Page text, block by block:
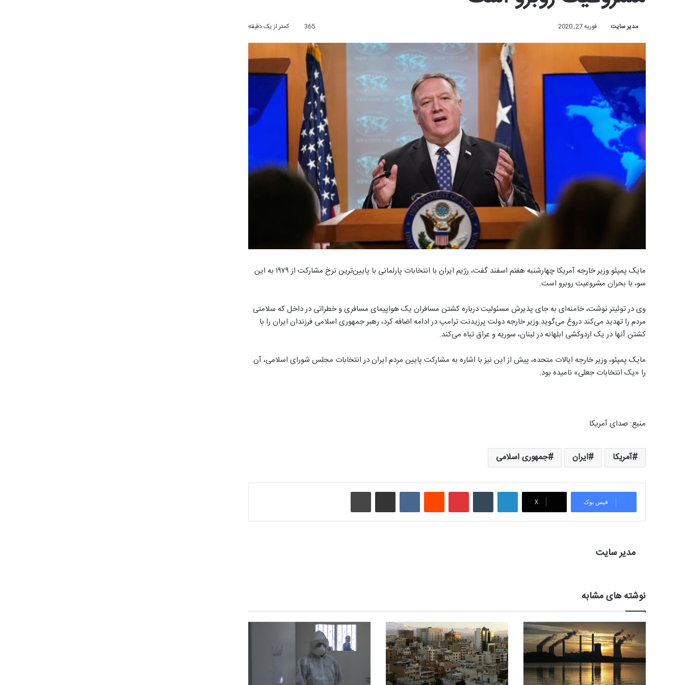
مدیر سایت فوریه 27, 2020 365 کمتر از یک دقیقه
مایک پمپئو وزیر خارجه آمریکا چهارشنبه هفتم اسفند گفت، رژیم ایران با انتخابات پارلمانی با پایین‌ترین نرخ مشارکت از ۱۹۷۹ به این
سو، با بحران مشروعیت روبرو است.
وی در توئیتر نوشت، خامنه‌ای به جای پذیرش مسئولیت درباره کشتن مسافران یک هواپیمای مسافری و خطراتی در داخل که سلامتی
مردم را تهدید می‌کند دروغ می‌گوید.وزیر خارجه دولت پرزیدنت ترامپ در ادامه اضافه کرد، رهبر جمهوری اسلامی فرزندان ایران را با
کشتن آنها در یک اردوکشی ابلهانه در لبنان، سوریه و عراق تباه می‌کند.
مایک پمپئو، وزیر خارجه ایالات متحده، پیش از این نیز با اشاره به مشارکت پایین مردم ایران در انتخابات مجلس شورای اسلامی، آن
را «یک انتخابات جعلی» نامیده بود.
منبع: صدای آمریکا
آمریکا ایران جمهوری اسلامی
فیس بوک X
لینکدین ‫پین‌ترست ‫رددیت اشتراک گذاری از طریق ایمیل
مدیر سایت
نوشته های مشابه